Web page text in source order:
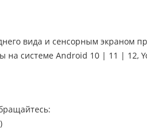
вида и сенсорным экраном
системе Android 10 | 11 | 12,